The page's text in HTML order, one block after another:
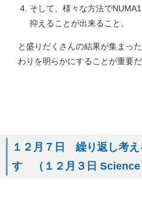
そして、様々な方法で
抑えることが出来ること。
と盛りだくさんの結果が集まっ
わりを明らかにすることが重要
１２月７日 繰り返し考
す （１２月３日 Science